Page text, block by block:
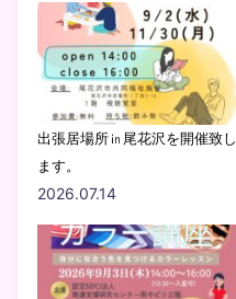
出張居場所㏌尾花沢を開催致し
ます。
2026.07.14